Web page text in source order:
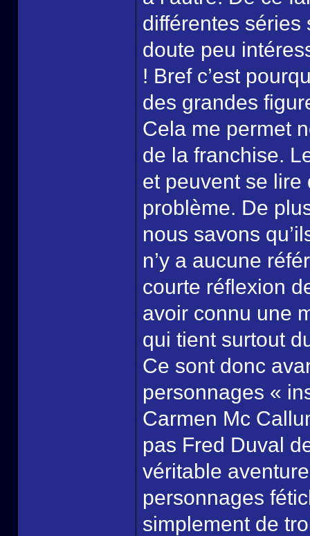
différentes séries
doute peu
! Bref c’est
des grandes
Cela me permet
de la franchise.
et peuvent se
problème. De
nous savons
n’y a aucune
courte réflexion
avoir connu une
qui tient surtout
Ce sont donc
personnages «
Carmen Mc
pas Fred Duval
véritable
personnages
simplement de